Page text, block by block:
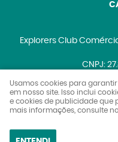
Explorers Club
CNPJ:
LOJA VIRTUAL CRIADA
Usamos cookies para
em nosso site. Isso inclui
e cookies de publicidade que
mais informações, consulte